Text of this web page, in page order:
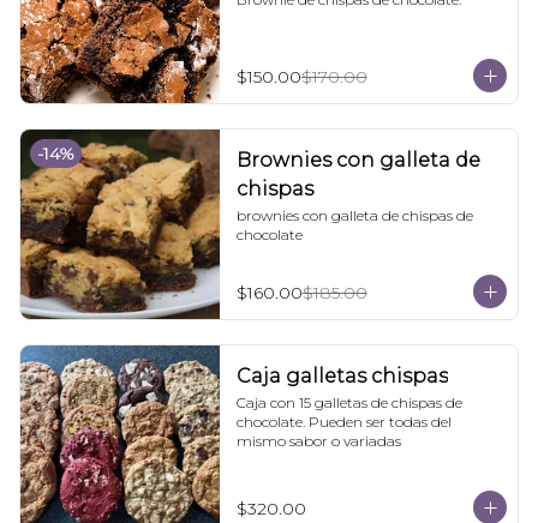
$150.00$170.00
-14%
Brownies con galleta de
chispas
brownies con galleta de chispas de
chocolate
$160.00$185.00
Caja galletas chispas
Caja con 15 galletas de chispas de
chocolate. Pueden ser todas del
mismo sabor o variadas
$320.00